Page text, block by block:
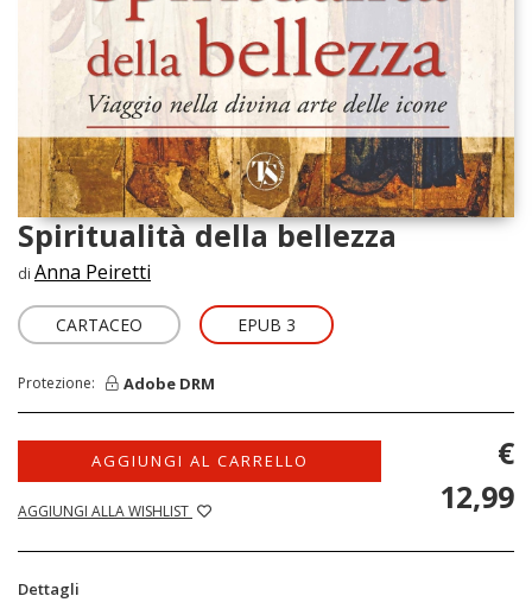
Spiritualità della bellezza
di Anna Peiretti
CARTACEO EPUB 3
Protezione: Adobe DRM
AGGIUNGI AL CARRELLO
AGGIUNGI ALLA WISHLIST
€
12,99
Dettagli